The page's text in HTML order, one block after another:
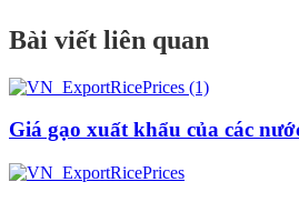
Bài viết liên quan
Giá gạo xuất khẩu của các